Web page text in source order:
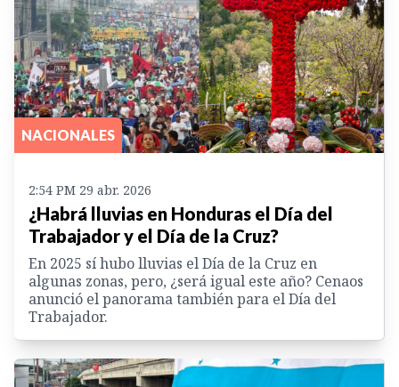
NACIONALES
2:54 PM 29 abr. 2026
¿Habrá lluvias en Honduras el Día del
Trabajador y el Día de la Cruz?
En 2025 sí hubo lluvias el Día de la Cruz en
algunas zonas, pero, ¿será igual este año? Cenaos
anunció el panorama también para el Día del
Trabajador.